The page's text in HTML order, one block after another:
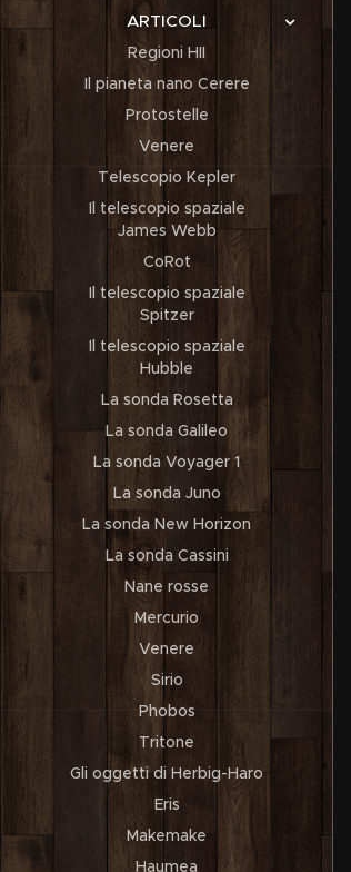
ARTICOLI
Regioni HII
Il pianeta nano Cerere
Protostelle
Venere
Telescopio Kepler
Il telescopio spaziale
James Webb
CoRot
Il telescopio spaziale
Spitzer
Il telescopio spaziale
Hubble
La sonda Rosetta
La sonda Galileo
La sonda Voyager 1
La sonda Juno
La sonda New Horizon
La sonda Cassini
Nane rosse
Mercurio
Venere
Sirio
Phobos
Tritone
Gli oggetti di Herbig-Haro
Eris
Makemake
Haumea